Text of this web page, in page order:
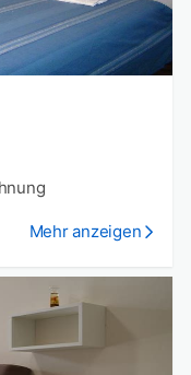
Mehr anzeigen